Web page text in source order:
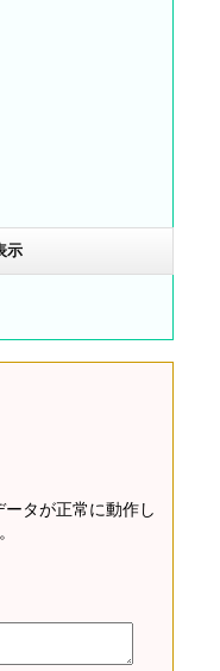
示
タが正常に動作し